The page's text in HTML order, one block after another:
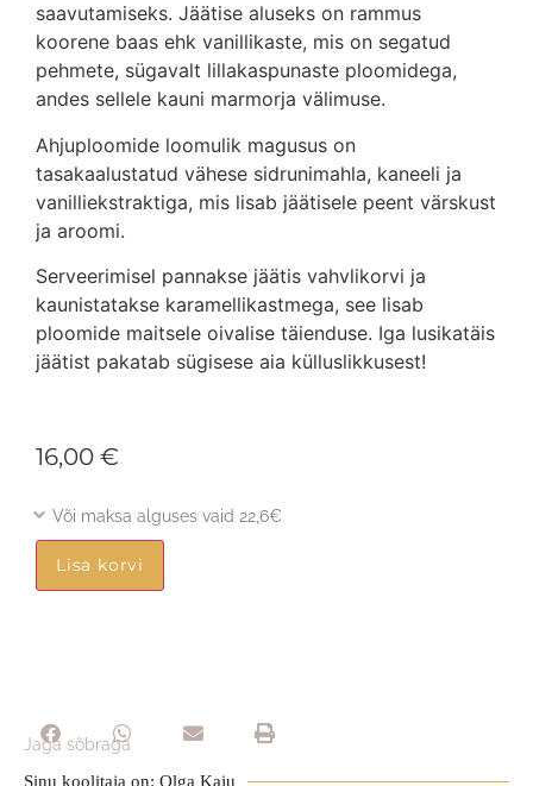
saavutamiseks. Jäätise aluseks on rammus
koorene baas ehk vanillikaste, mis on segatud
pehmete, sügavalt lillakaspunaste ploomidega,
andes sellele kauni marmorja välimuse.
Ahjuploomide loomulik magusus on
tasakaalustatud vähese sidrunimahla, kaneeli ja
vanilliekstraktiga, mis lisab jäätisele peent värskust
ja aroomi.
Serveerimisel pannakse jäätis vahvlikorvi ja
kaunistatakse karamellikastmega, see lisab
ploomide maitsele oivalise täienduse. Iga lusikatäis
jäätist pakatab sügisese aia külluslikkusest!
16,00 €
Või maksa alguses vaid 22,6€
Lisa korvi
Jaga sõbraga
Sinu koolitaja on: Olga Kaju